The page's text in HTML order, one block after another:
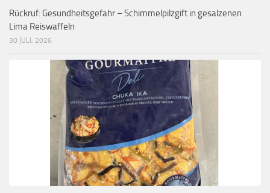
Rückruf: Gesundheitsgefahr – Schimmelpilzgift in gesalzenen
Lima Reiswaffeln
30 JULI, 2026